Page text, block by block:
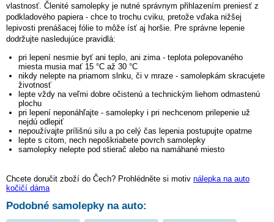
vlastnosť. Členité samolepky je nutné správnym přihlazením preniesť z
podkladového papiera - chce to trochu cviku, pretože vďaka nižšej
lepivosti prenášacej fólie to môže ísť aj horšie. Pre správne lepenie
dodržujte nasledujúce pravidlá:
pri lepení nesmie byť ani teplo, ani zima - teplota polepovaného
miesta musia mať 15 °C až 30 °C
nikdy nelepte na priamom slnku, či v mraze - samolepkám skracujete
životnosť
lepte vždy na veľmi dobre očistenú a technickým liehom odmastenú
plochu
pri lepení neponáhľajte - samolepky i pri nechcenom prilepenie už
nejdú odlepiť
nepoužívajte prílišnú silu a po celý čas lepenia postupujte opatrne
lepte s citom, nech nepoškriabete povrch samolepky
samolepky nelepte pod stierač alebo na namáhané miesto
Chcete doručit zboží do Čech? Prohlédněte si motiv nálepka na auto
kočičí dáma
Podobné samolepky na auto: